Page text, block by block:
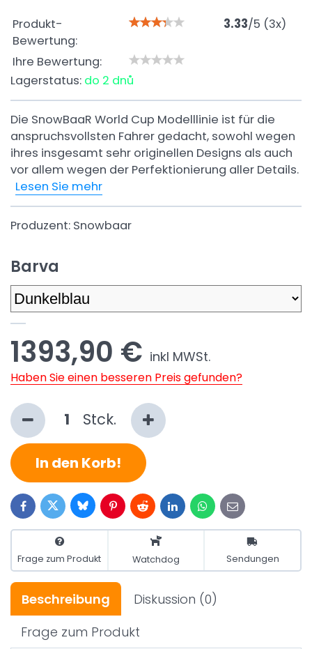
Produkt-
Bewertung:
3.33/5 (3x)
Ihre Bewertung:
Lagerstatus: do 2 dnů
Die SnowBaaR World Cup Modelllinie ist für die
anspruchsvollsten Fahrer gedacht, sowohl wegen
ihres insgesamt sehr originellen Designs als auch
vor allem wegen der Perfektionierung aller Details.
Lesen Sie mehr
Produzent: Snowbaar
Barva
1393,90 € inkl MWSt.
Haben Sie einen besseren Preis gefunden?
Stck.
In den Korb!
FacebookTwitterBlueskyPinterestRedditLinkedInWhatsApp
E-
mail
Frage zum Produkt Watchdog Sendungen
Beschreibung Diskussion (0)
Frage zum Produkt